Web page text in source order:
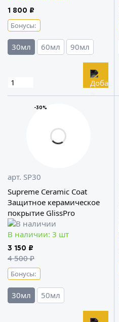
1 800 ₽
Бонусы:
30мл 60мл 90мл
-30%
арт. SP30
Supreme Ceramic Coat
Защитное керамическое
покрытие GlissPro
В наличии: 3 шт
3 150 ₽
4 500 ₽
Бонусы:
30мл 50мл